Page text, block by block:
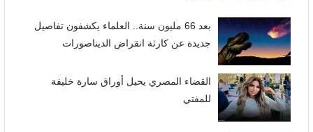
بعد 66 مليون سنة.. العلماء يكشفون تفاصيل
جديدة عن كارثة انقراض الديناصورات
القضاء المصري يحيل أوراق سارة خليفة
للمفتي